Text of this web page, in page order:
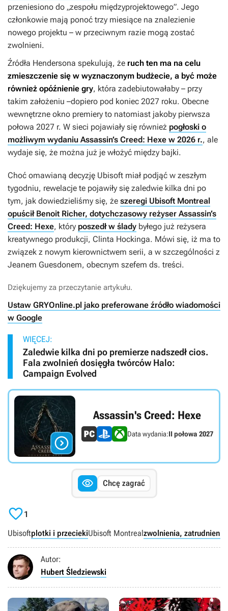
przeniesiono do „zespołu międzyprojektowego”. Jego
członkowie mają ponoć trzy miesiące na znalezienie
nowego projektu – w przeciwnym razie mogą zostać
zwolnieni.
Źródła Hendersona spekulują, że ruch ten ma na celu
zmieszczenie się w wyznaczonym budżecie, a być może
również opóźnienie gry, która zadebiutowałaby – przy
takim założeniu –dopiero pod koniec 2027 roku. Obecne
wewnętrzne okno premiery to natomiast jakoby pierwsza
połowa 2027 r. W sieci pojawiały się również pogłoski o
możliwym wydaniu Assassin’s Creed: Hexe w 2026 r., ale
wydaje się, że można już je włożyć między bajki.
Choć omawianą decyzję Ubisoft miał podjąć w zeszłym
tygodniu, rewelacje te pojawiły się zaledwie kilka dni po
tym, jak dowiedzieliśmy się, że szeregi Ubisoft Montreal
opuścił Benoit Richer, dotychczasowy reżyser Assassin’s
Creed: Hexe, który poszedł w ślady byłego już reżysera
kreatywnego produkcji, Clinta Hockinga. Mówi się, iż ma to
związek z nowym kierownictwem serii, a w szczególności z
Jeanem Guesdonem, obecnym szefem ds. treści.
Dziękujemy za przeczytanie artykułu.
Ustaw GRYOnline.pl jako preferowane źródło wiadomości
w Google
WIĘCEJ:
Zaledwie kilka dni po premierze nadszedł cios.
Fala zwolnień dosięgła twórców Halo:
Campaign Evolved

Assassin's Creed: Hexe
Data wydania:II połowa 2027
 Chcę zagrać
1
Ubisoftplotki i przeciekiUbisoft Montrealzwolnienia, zatrudnienia
Autor:
Hubert Śledziewski